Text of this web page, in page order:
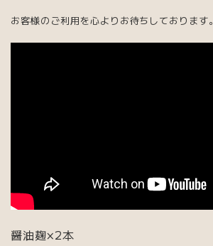
お客様のご利用を心よりお待ちしております。
醤油麹×2本